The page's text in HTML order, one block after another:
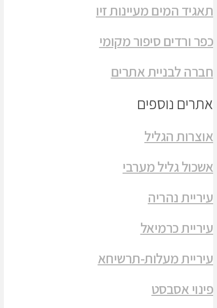
תאגיד המים מעיינות זיו
כפר ורדים סיפור מקומי
חברה לבניית אתרים
אתרים נוספים
אוצרות הגליל
אשכול גליל מערבי
עיריית נהריה
עיריית כרמיאל
עיריית מעלות-תרשיחא
פינוי אסבסט